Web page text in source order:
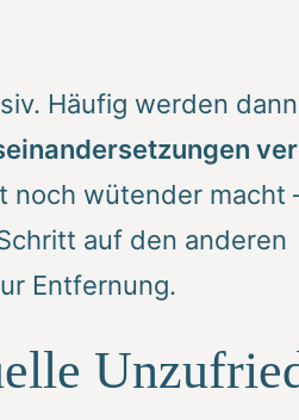
Häufig werden
noch wütender macht
auf den anderen
Entfernung.